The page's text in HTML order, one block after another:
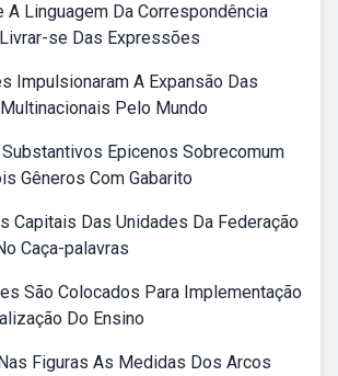
A Linguagem Da Correspondência
se Das Expressões
Impulsionaram A Expansão Das
Pelo Mundo
Epicenos Sobrecomum
Gêneros Com Gabarito
Capitais Das Unidades Da Federação
Caça-palavras
São Colocados Para Implementação
Do Ensino
Figuras As Medidas Dos Arcos